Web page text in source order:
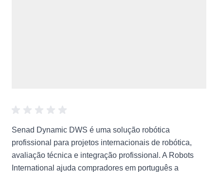
Senad Dynamic DWS é uma solução robótica
profissional para projetos internacionais de robótica,
avaliação técnica e integração profissional. A Robots
International ajuda compradores em português a